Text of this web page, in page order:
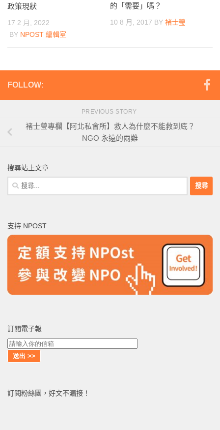
政策現狀
17 2 月, 2022
BY NPOST 編輯室
的「需要」嗎？
10 8 月, 2017 BY 褚士瑩
FOLLOW:
PREVIOUS STORY
褚士瑩專欄【阿北私會所】救人為什麼不能救到底？
NGO 永遠的兩難
搜尋站上文章
搜
尋
字:
支持 NPOST
訂閱電子報
訂閱粉絲團，好文不漏接！